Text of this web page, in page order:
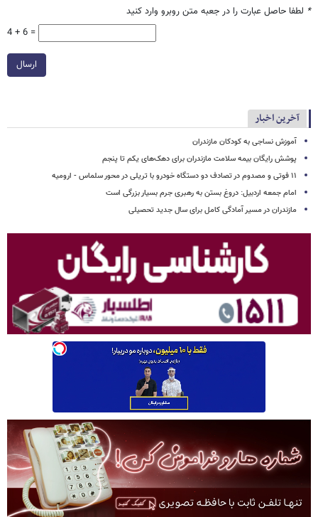
* لطفا حاصل عبارت را در جعبه متن روبرو وارد کنید
4 + 6 =
ارسال
آخرین اخبار
آموزش نساجی به کودکان مازندران
پوشش رایگان بیمه سلامت مازندران برای دهک‌های یکم تا پنجم
۱۱ فوتی و مصدوم در تصادف دو دستگاه خودرو با تریلی در محور سلماس - ارومیه
امام جمعه اردبیل: دروغ بستن به رهبری جرم بسیار بزرگی است
مازندران در مسیر آمادگی کامل برای سال جدید تحصیلی